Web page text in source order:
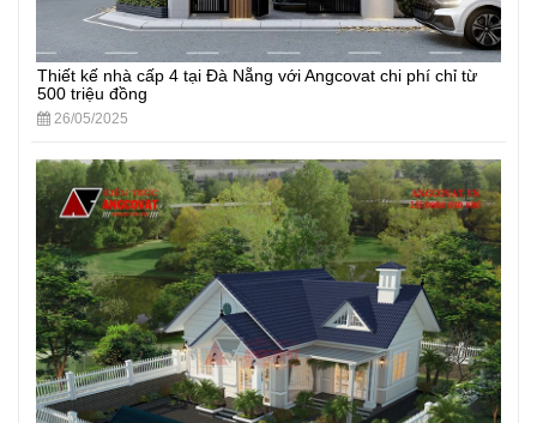
Thiết kế nhà cấp 4 tại Đà Nẵng với Angcovat chi phí chỉ từ
500 triệu đồng
26/05/2025